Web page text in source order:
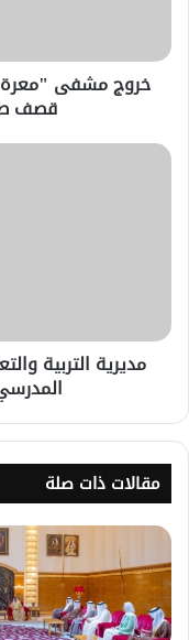
خروج مشفى "معرة
قصف
مديرية التربية
مقالات ذات صلة